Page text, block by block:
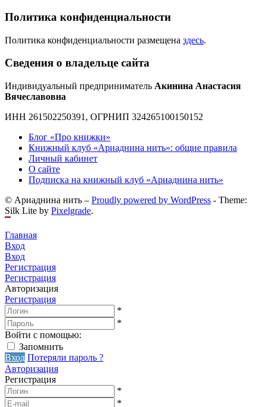
Политика конфиденциальности
Политика конфиденциальности размещена здесь.
Сведения о владельце сайта
Индивидуальный предприниматель Акинина Анастасия
Вячеславовна
ИНН 261502250391, ОГРНИП 324265100150152
Блог «Про книжки»
Книжный клуб «Ариаднина нить»: общие правила
Личный кабинет
О сайте
Подписка на книжный клуб «Ариаднина нить»
© Ариаднина нить – Proudly powered by WordPress - Theme:
Silk Lite by Pixelgrade.
Главная
Вход
Вход
Регистрация
Регистрация
Авторизация
Регистрация
*
*
Войти с помощью:
Запомнить
Вход Потеряли пароль ?
Авторизация
Регистрация
*
*